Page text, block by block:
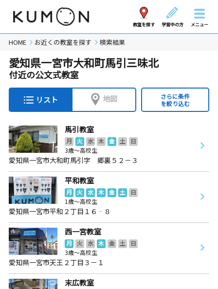
教室を探す 学習中の方 メニュー
HOME お近くの教室を探す 検索結果
愛知県一宮市大和町馬引三味北
付近の公文式教室
リスト 地図
さらに条件
を絞り込む
馬引教室
月 火 水 木 金 土
日
3歳～高校生
愛知県一宮市大和町馬引字 郷裏５２－３
平和教室
月 火 水 木 金 土
日
1歳～高校生
愛知県一宮市平和２丁目１６‐８
西一宮教室
月 火 水 木 金 土
日
3歳～高校生
愛知県一宮市天王２丁目３－１
末広教室